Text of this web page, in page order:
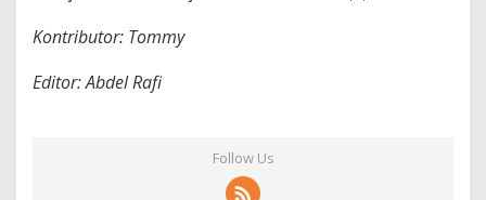
Kontributor: Tommy
Editor: Abdel Rafi
Follow Us